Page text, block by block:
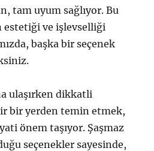
tam uyum sağlıyor. Bu
estetiği ve işlevselliği
başka bir seçenek
ulaşırken dikkatli
bir yerden temin etmek,
önem taşıyor. Şaşmaz
seçenekler sayesinde,